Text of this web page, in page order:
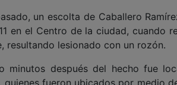
un escolta de Caballero
en el Centro de la ciudad, cuando
resultando lesionado con un rozón.
minutos después del hecho fue